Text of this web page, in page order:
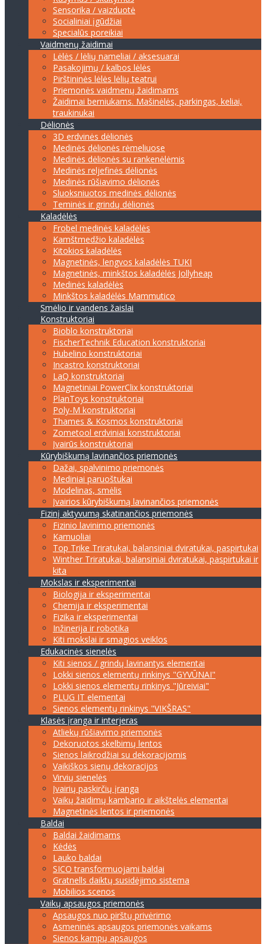
Sensorika / vaizduotė
Socialiniai įgūdžiai
Specialūs poreikiai
Vaidmenų žaidimai
Lėlės / lėlių nameliai / aksesuarai
Pasakojimų / kalbos lėlės
Pirštininės lėlės lėlių teatrui
Priemonės vaidmenų žaidimams
Žaidimai berniukams. Mašinėlės, parkingas, keliai,
traukinukai
Dėlionės
3D erdvinės dėlionės
Medinės dėlionės rėmeliuose
Medinės dėlionės su rankenėlėmis
Medinės reljefinės dėlionės
Medinės rūšiavimo dėlionės
Sluoksniuotos medinės dėlionės
Teminės ir grindų dėlionės
Kaladėlės
Frobel medinės kaladėlės
Kamštmedžio kaladėlės
Kitokios kaladėlės
Magnetinės, lengvos kaladėlės TUKI
Magnetinės, minkštos kaladėlės Jollyheap
Medinės kaladėlės
Minkštos kaladėlės Mammutico
Smėlio ir vandens žaislai
Konstruktoriai
Bioblo konstruktoriai
FischerTechnik Education konstruktoriai
Hubelino konstruktoriai
Incastro konstruktoriai
LaQ konstruktoriai
Magnetiniai PowerClix konstruktoriai
PlanToys konstruktoriai
Poly-M konstruktoriai
Thames & Kosmos konstruktoriai
Zometool erdviniai konstruktoriai
Įvairūs konstruktoriai
Kūrybiškumą lavinančios priemonės
Dažai, spalvinimo priemonės
Mediniai paruoštukai
Modelinas, smėlis
Įvairios kūrybiškumą lavinančios priemonės
Fizinį aktyvumą skatinančios priemonės
Fizinio lavinimo priemonės
Kamuoliai
Top Trike Triratukai, balansiniai dviratukai, paspirtukai
Winther Triratukai, balansiniai dviratukai, paspirtukai ir
kita
Mokslas ir eksperimentai
Biologija ir eksperimentai
Chemija ir eksperimentai
Fizika ir eksperimentai
Inžinerija ir robotika
Kiti mokslai ir smagios veiklos
Edukacinės sienelės
Kiti sienos / grindų lavinantys elementai
Lokki sienos elementų rinkinys "GYVŪNAI"
Lokki sienos elementų rinkinys "Jūreiviai"
PLUG IT elementai
Sienos elementų rinkinys "VIKŠRAS"
Klasės įranga ir interjeras
Atliekų rūšiavimo priemonės
Dekoruotos skelbimų lentos
Sienos laikrodžiai su dekoracijomis
Vaikiškos sienų dekoracijos
Virvių sienelės
Įvairių paskirčių įranga
Vaikų žaidimų kambario ir aikštelės elementai
Magnetinės lentos ir priemonės
Baldai
Baldai žaidimams
Kėdės
Lauko baldai
SICO transformuojami baldai
Gratnells daiktų susidėjimo sistema
Mobilios scenos
Vaikų apsaugos priemonės
Apsaugos nuo pirštų privėrimo
Asmeninės apsaugos priemonės vaikams
Sienos kampų apsaugos